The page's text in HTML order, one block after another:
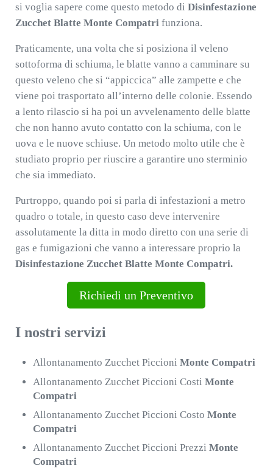
si voglia sapere come questo metodo di Disinfestazione
Zucchet Blatte Monte Compatri funziona.
Praticamente, una volta che si posiziona il veleno
sottoforma di schiuma, le blatte vanno a camminare su
questo veleno che si “appiccica” alle zampette e che
viene poi trasportato all’interno delle colonie. Essendo
a lento rilascio si ha poi un avvelenamento delle blatte
che non hanno avuto contatto con la schiuma, con le
uova e le nuove schiuse. Un metodo molto utile che è
studiato proprio per riuscire a garantire uno sterminio
che sia immediato.
Purtroppo, quando poi si parla di infestazioni a metro
quadro o totale, in questo caso deve intervenire
assolutamente la ditta in modo diretto con una serie di
gas e fumigazioni che vanno a interessare proprio la
Disinfestazione Zucchet Blatte Monte Compatri.
Richiedi un Preventivo
I nostri servizi
Allontanamento Zucchet PiccioniMonte Compatri
Allontanamento Zucchet Piccioni CostiMonte
Compatri
Allontanamento Zucchet Piccioni CostoMonte
Compatri
Allontanamento Zucchet Piccioni PrezziMonte
Compatri